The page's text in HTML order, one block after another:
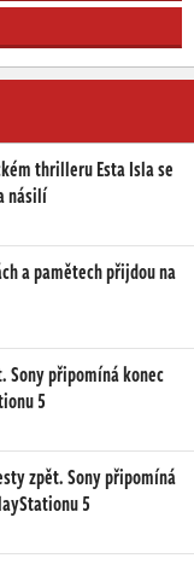
thrilleru Esta Isla se
násilí
a pamětech přijdou na
Sony připomíná konec
5
zpět. Sony připomíná
5